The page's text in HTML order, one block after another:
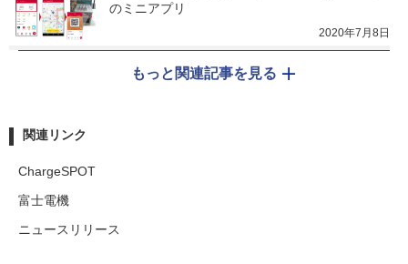
のミニアプリ
2020年7月8日
もっと関連記事を見る
関連リンク
ChargeSPOT
富士電機
ニュースリリース